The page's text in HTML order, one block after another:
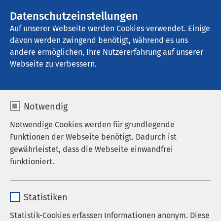
Datenschutzeinstellungen
Auf unserer Webseite werden Cookies verwendet. Einige
davon werden zwingend benötigt, während es uns
andere ermöglichen, Ihre Nutzererfahrung auf unserer
Webseite zu verbessern.
Notwendig
Notwendige Cookies werden für grundlegende
Funktionen der Webseite benötigt. Dadurch ist
gewährleistet, dass die Webseite einwandfrei
funktioniert.
Anbieter sgalinski
Statistiken
Statistik-Cookies erfassen Informationen anonym. Diese
AMEOS Stadtpraxis Zug
Karriere
AMEOS als Arbeitgeber
Karriereportal der AMEOS Gruppe